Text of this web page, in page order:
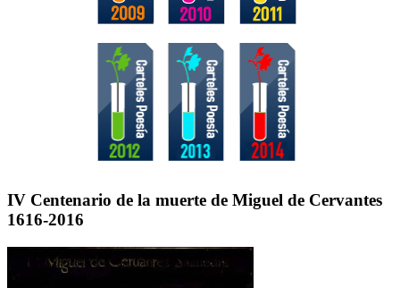
IV Centenario de la muerte de Miguel de Cervantes
1616-2016